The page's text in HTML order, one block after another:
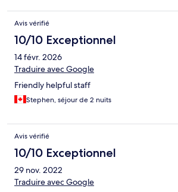
packet of 3-in-1 was given. For the price
exceptional. Service: we rented a motorbike
as at other rental places yet felt safe
own bike and not through a third party.
it, and I feel she would have been good to
any damage which cannot always be said of
money as this is a great deal. At this price all
room with a decent bed, strong AC, and a
Avis vérifié
10/10 Exceptionnel
14 févr. 2026
Traduire avec Google
Friendly helpful staff
Stephen, séjour de 2 nuits
Avis vérifié
10/10 Exceptionnel
29 nov. 2022
Traduire avec Google